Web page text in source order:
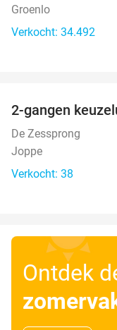
Groenlo
Verkocht: 34.492
2-gangen
De Zessprong
Joppe
Verkocht: 38
Ontdek